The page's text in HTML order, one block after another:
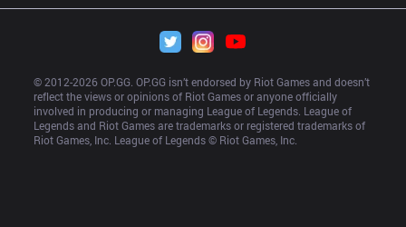
© 2012-2026 OP.GG. OP.GG isn’t endorsed by Riot Games and doesn’t
reflect the views or opinions of Riot Games or anyone officially
involved in producing or managing League of Legends. League of
Legends and Riot Games are trademarks or registered trademarks of
Riot Games, Inc. League of Legends © Riot Games, Inc.